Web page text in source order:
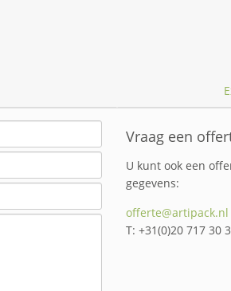
Vraag een
U kunt ook een
gegevens:
offerte@artipack.nl
T: +31(0)20 717 30